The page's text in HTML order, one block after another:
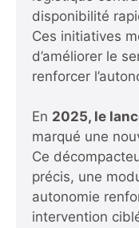
disponibilité
Ces initiatives
d’améliorer le
renforcer
En 2025, le
marqué une
Ce
précis, une
autonomie
intervention